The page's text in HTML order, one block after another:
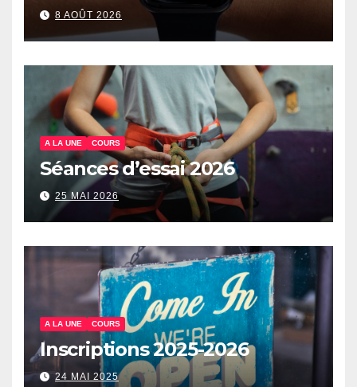
8 AOÛT 2026
A LA UNE COURS
Séances d’essai 2026
25 MAI 2026
A LA UNE COURS
Inscriptions 2025-2026
24 MAI 2025